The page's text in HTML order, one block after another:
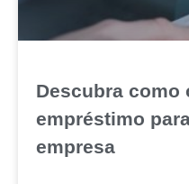
Descubra como
empréstimo
empresa